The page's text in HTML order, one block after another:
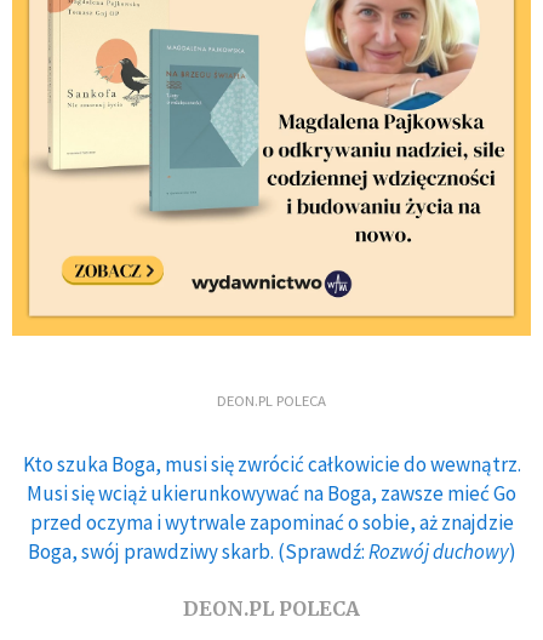
DEON.PL POLECA
Kto szuka Boga, musi się zwrócić całkowicie do wewnątrz.
Musi się wciąż ukierunkowywać na Boga, zawsze mieć Go
przed oczyma i wytrwale zapominać o sobie, aż znajdzie
Boga, swój prawdziwy skarb. (Sprawdź:Rozwój duchowy)
DEON.PL POLECA